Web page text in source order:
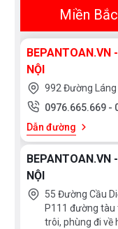
hàng của chúng tôi!
Miền Bắc
BEPANTOAN.VN
NỘI
992 Đường Láng
0976.665.669 -
Dẫn đường
BEPANTOAN.VN
NỘI
55 Đường Cầu
P111 đường
trôi, phùng đi về